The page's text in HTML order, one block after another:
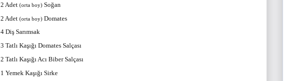
2 Adet (orta boy)Soğan
2 Adet (orta boy)Domates
4 Diş Sarımsak
3 Tatlı Kaşığı Domates Salçası
2 Tatlı Kaşığı Acı Biber Salçası
1 Yemek Kaşığı Sirke